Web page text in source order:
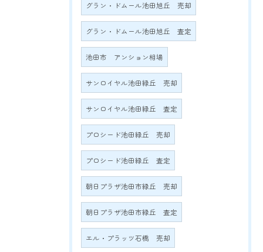
グラン・ドムール池田旭丘 売却
グラン・ドムール池田旭丘 査定
池田市 アンション相場
サンロイヤル池田緑丘 売却
サンロイヤル池田緑丘 査定
プロシード池田緑丘 売却
プロシード池田緑丘 査定
朝日プラザ池田市緑丘 売却
朝日プラザ池田市緑丘 査定
エル・プラッツ石橋 売却